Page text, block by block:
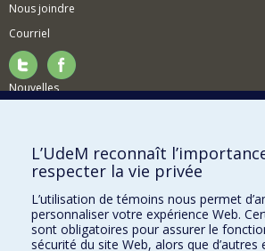
Nous joindre
Courriel
Nouvelles
Comment soutenir le Département?
BESOIN D'AIDE?
Plan du site
Signaler une erreur
L’UdeM reconnaît
respecter la vie privée
L’utilisation de témoins nous permet
personnaliser votre expérience Web.
sont obligatoires pour assurer le
sécurité du site Web, alors que d’autres